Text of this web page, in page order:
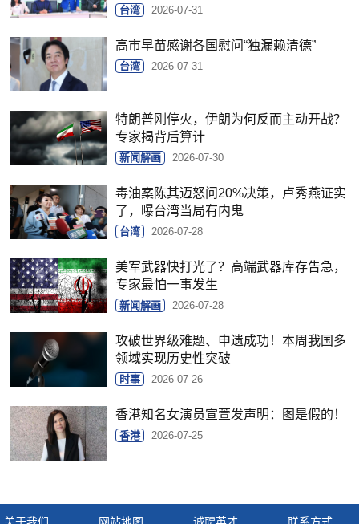
台湾 2026-07-31
高市早苗感谢各国慰问“独漏赖清德”
台湾 2026-07-31
特朗普刚停火，伊朗为何反而主动开战？
专家揭背后算计
新闻解画 2026-07-30
毒油案陈其迈怒问20%决策，卢秀燕证实
了，曝台湾当局有内鬼
台湾 2026-07-28
美军武器快打光了？高端武器库存告急，
专家最怕一事发生
新闻解画 2026-07-28
攻破世界级难题、申遗成功！本周我国多
领域实现历史性突破
时事 2026-07-26
香港知名女演员宣萱发声明：图是假的！
香港 2026-07-25